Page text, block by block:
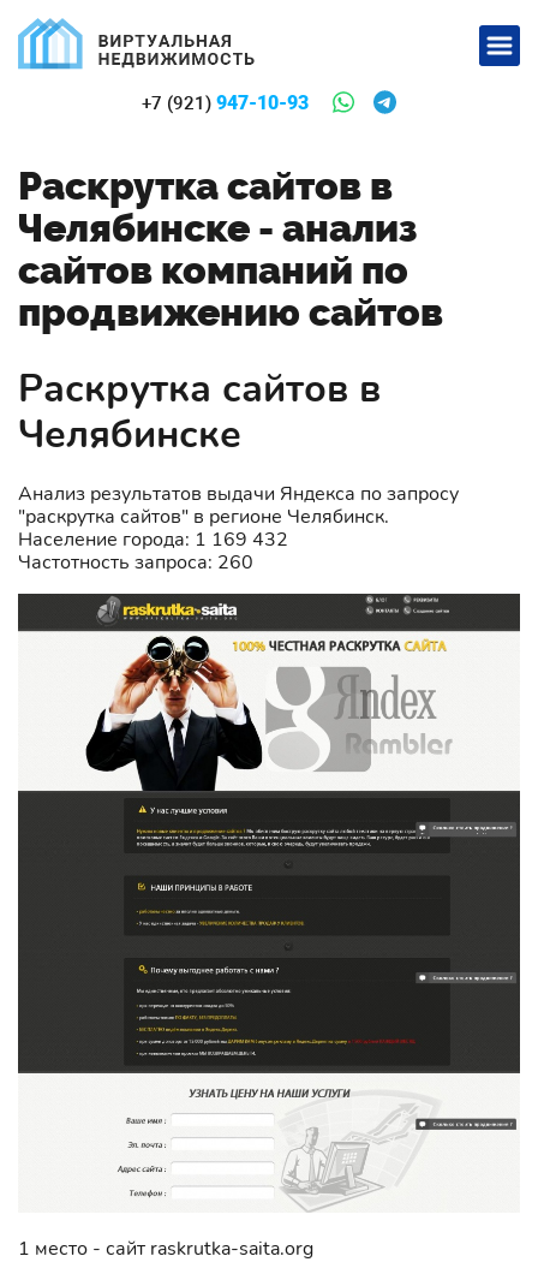
+7 (921) 947-10-93
Раскрутка сайтов в
Челябинске - анализ
сайтов компаний по
продвижению сайтов
Раскрутка сайтов в
Челябинске
Анализ результатов выдачи Яндекса по запросу
"раскрутка сайтов" в регионе Челябинск.
Население города: 1 169 432
Частотность запроса: 260
1 место - сайт raskrutka-saita.org